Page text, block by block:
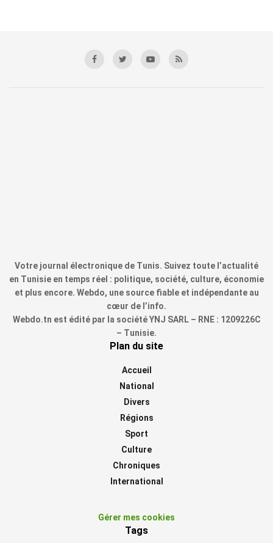
Votre journal électronique de Tunis. Suivez toute l’actualité
en Tunisie en temps réel : politique, société, culture, économie
et plus encore. Webdo, une source fiable et indépendante au
cœur de l’info.
Webdo.tn est édité par la société YNJ SARL – RNE : 1209226C
– Tunisie.
Plan du site
Accueil
National
Divers
Régions
Sport
Culture
Chroniques
International
Gérer mes cookies
Tags